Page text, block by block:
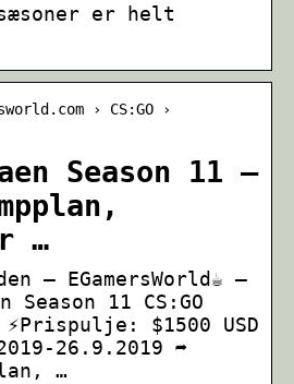
er helt
› CS:GO ›
Season 11 –
…
— EGamersWorld☕ –
Season 11 CS:GO
$1500 USD
26.9.2019 ➦
…